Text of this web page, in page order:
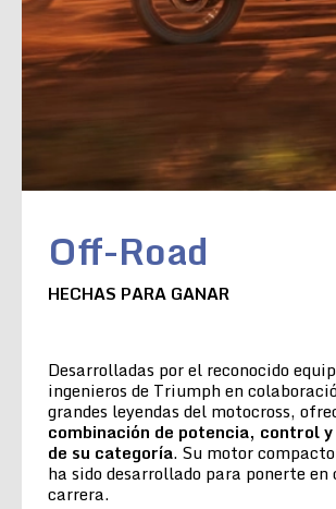
Off-Road
HECHAS PARA GANAR
Desarrolladas por el reconocido
ingenieros de Triumph en
grandes leyendas del motocross,
combinación de potencia, control
de su categoría. Su motor
ha sido desarrollado para ponerte en
carrera.